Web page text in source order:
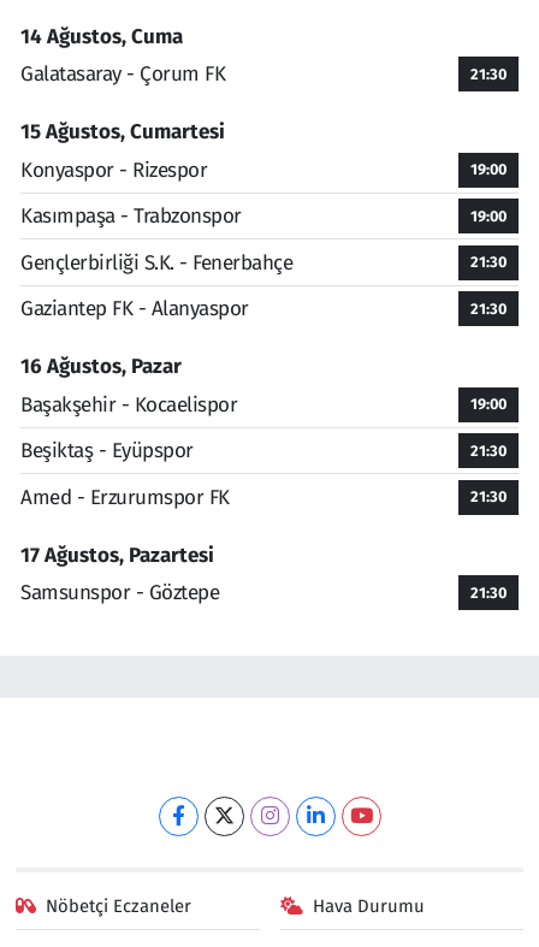
14 Ağustos, Cuma
Galatasaray - Çorum FK
21:30
15 Ağustos, Cumartesi
Konyaspor - Rizespor
19:00
Kasımpaşa - Trabzonspor 19:00
Gençlerbirliği S.K. - Fenerbahçe 21:30
Gaziantep FK - Alanyaspor 21:30
16 Ağustos, Pazar
Başakşehir - Kocaelispor
19:00
Beşiktaş - Eyüpspor 21:30
Amed - Erzurumspor FK 21:30
17 Ağustos, Pazartesi
Samsunspor - Göztepe
21:30
Nöbetçi Eczaneler Hava Durumu